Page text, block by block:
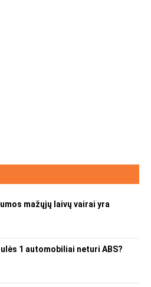
mažųjų laivų vairai yra
1 automobiliai neturi ABS?